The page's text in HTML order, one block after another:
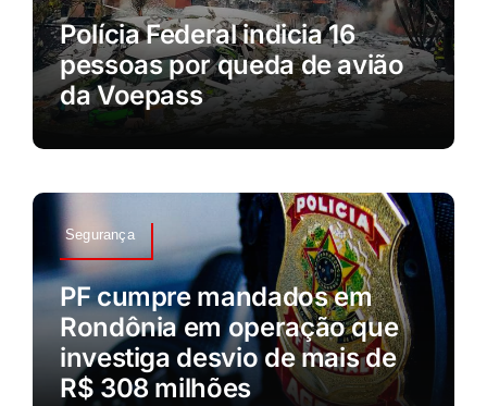
Polícia Federal indicia 16
pessoas por queda de avião
da Voepass
Segurança
PF cumpre mandados em
Rondônia em operação que
investiga desvio de mais de
R$ 308 milhões